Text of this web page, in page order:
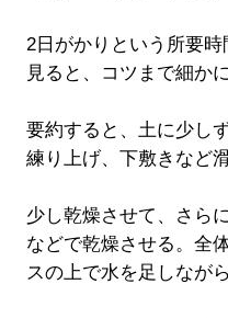
2日がかりという所要
見ると、コツまで細か
要約すると、土に少し
練り上げ、下敷きなど
少し乾燥させて、さら
などで乾燥させる。全
スの上で水を足しなが